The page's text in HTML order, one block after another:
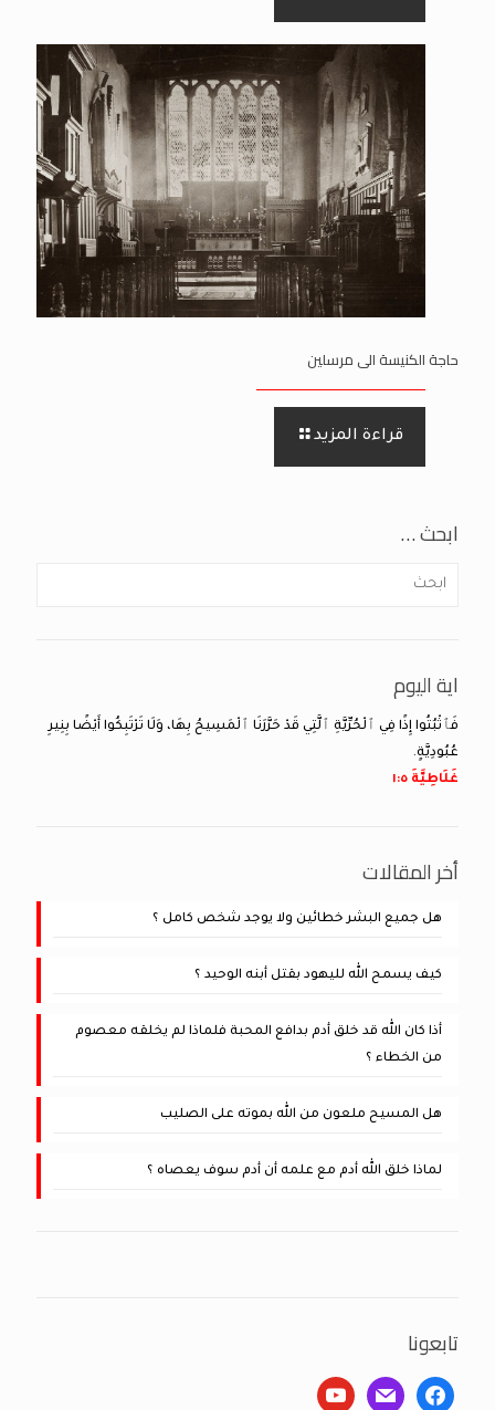
حاجة الكنيسة الى مرسلين
قراءة المزيد
ابحث …
اية اليوم
فَٱثْبُتُوا إِذًا فِي ٱلْحُرِّيَّةِ ٱلَّتِي قَدْ حَرَّرَنَا ٱلْمَسِيحُ بِهَا، وَلَا تَرْتَبِكُوا أَيْضًا بِنِيرِ
عُبُودِيَّةٍ.
غَلَاطِيَّةَ ٥:‏١
أخر المقالات
هل جميع البشر خطائين ولا يوجد شخص كامل ؟
كيف يسمح الله لليهود بقتل أبنه الوحيد ؟
أذا كان الله قد خلق أدم بدافع المحبة فلماذا لم يخلقه معصوم
من الخطاء ؟
هل المسيح ملعون من الله بموته على الصليب
لماذا خلق الله أدم مع علمه أن أدم سوف يعصاه ؟
تابعونا
facebook
mail
youtube